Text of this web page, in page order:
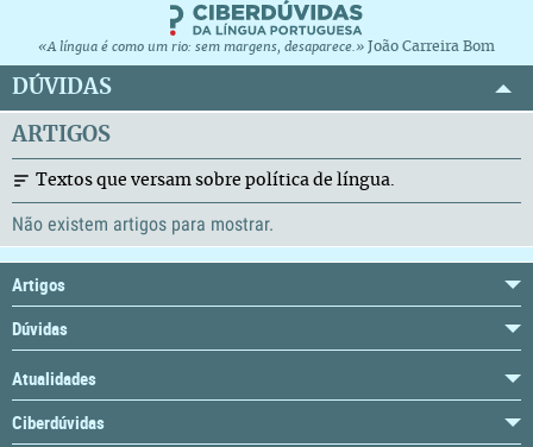
«A língua é como um rio: sem margens, desaparece.» João Carreira Bom
DÚVIDAS
ARTIGOS
Textos que versam sobre política de língua.
Não existem artigos para mostrar.
Artigos
Dúvidas
Atualidades
Ciberdúvidas